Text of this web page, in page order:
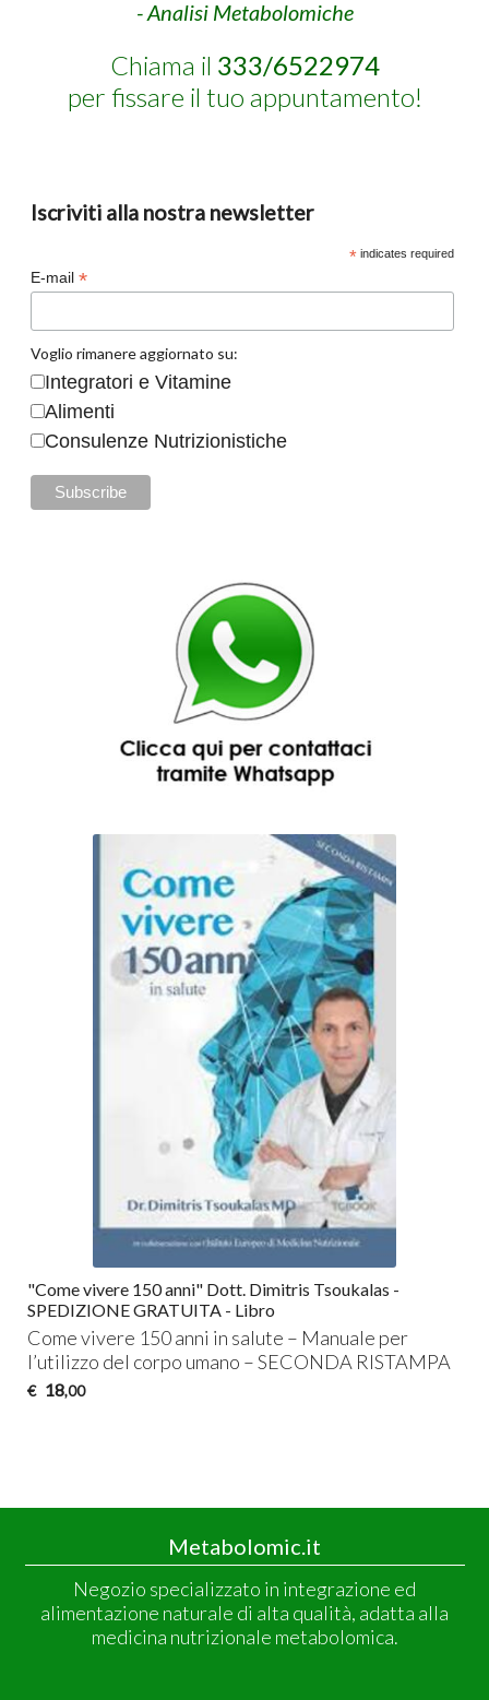
- Analisi Metabolomiche
Chiama il 333/6522974
per fissare il tuo appuntamento!
Iscriviti alla nostra newsletter
* indicates required
E-mail *
Voglio rimanere aggiornato su:
Integratori e Vitamine
Alimenti
Consulenze Nutrizionistiche
"Come vivere 150 anni" Dott. Dimitris Tsoukalas -
SPEDIZIONE GRATUITA - Libro
Come vivere 150 anni in salute – Manuale per
l’utilizzo del corpo umano –SECONDA RISTAMPA
€ 18,00
Metabolomic.it
Negozio specializzato in integrazione ed
alimentazione naturale di alta qualità, adatta alla
medicina nutrizionale metabolomica.